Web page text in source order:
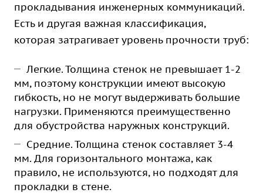
прокладывания инженерных коммуникаций.
Есть и другая важная классификация,
которая затрагивает уровень прочности труб:
Легкие. Толщина стенок не превышает 1-2
мм, поэтому конструкции имеют высокую
гибкость, но не могут выдерживать большие
нагрузки. Применяются преимущественно
для обустройства наружных конструкций.
Средние. Толщина стенок составляет 3-4
мм. Для горизонтального монтажа, как
правило, не используются, но подходят для
прокладки в стене.